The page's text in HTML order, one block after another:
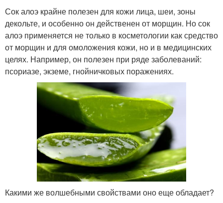
Сок алоэ крайне полезен для кожи лица, шеи, зоны
декольте, и особенно он действенен от морщин. Но сок
алоэ применяется не только в косметологии как средство
от морщин и для омоложения кожи, но и в медицинских
целях. Например, он полезен при ряде заболеваний:
псориазе, экземе, гнойничковых поражениях.
Какими же волшебными свойствами оно еще обладает?